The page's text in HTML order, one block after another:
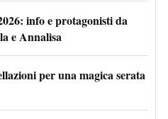
info e protagonisti da
e Annalisa
per una magica serata